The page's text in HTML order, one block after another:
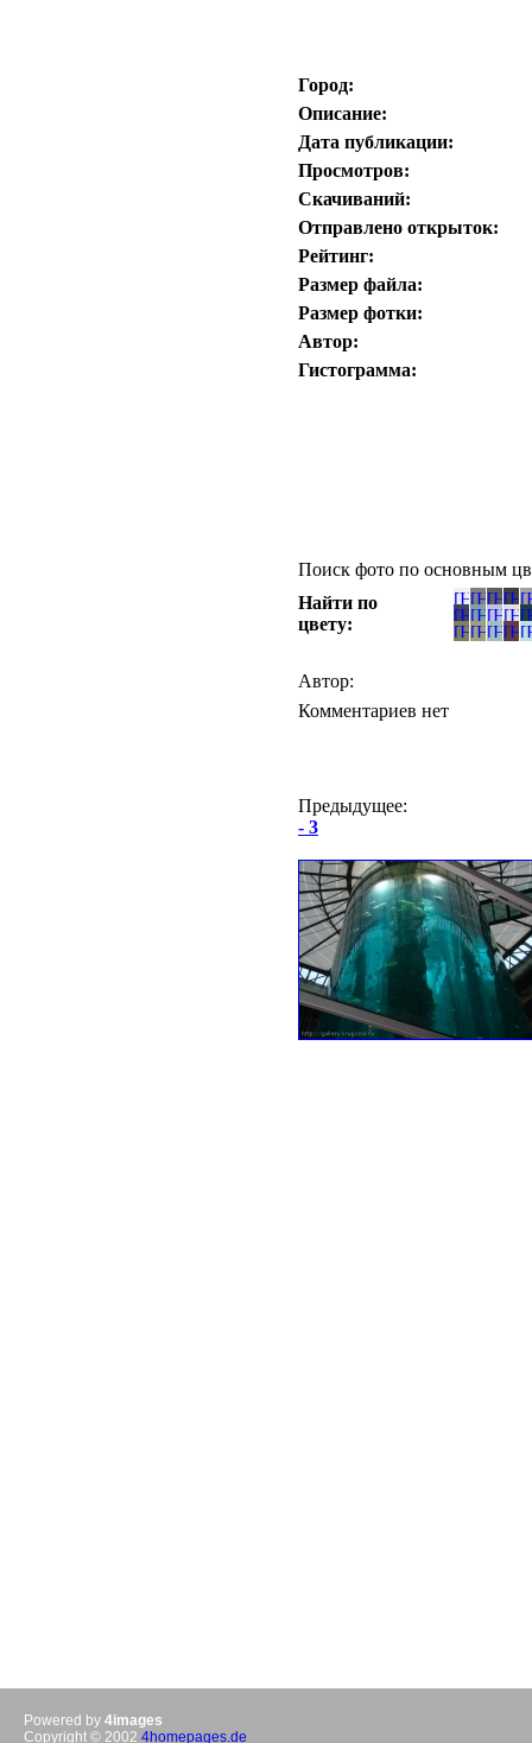
Город:
Описание:
Дата публикации:
Просмотров:
Скачиваний:
Отправлено открыток:
Рейтинг:
Размер файла:
Размер фотки:
Автор:
Гистограмма:
Поиск фото по основным
Найти по
цвету:
Автор:
Комментариев нет
Предыдущее:
- 3
Powered by 4images
Copyright © 2002 4homepages.de